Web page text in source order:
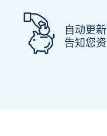
自动更
告知您